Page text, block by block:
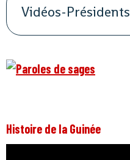
Vidéos-Présidents
Histoire de la Guinée